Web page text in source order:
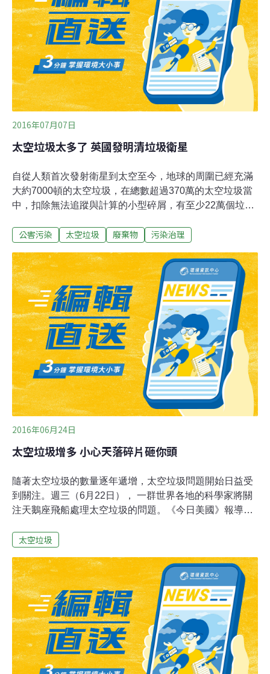
2016年07月07日
太空垃圾太多了 英國發明清垃圾衛星
自從人類首次發射衛星到太空至今，地球的周圍已經充滿
大約7000頓的太空垃圾，在總數超過370萬的太空垃圾當
中，扣除無法追蹤與計算的小型碎屑，有至少22萬個垃圾
球，以時速3萬4500公里的高速運動，如果不處理掉，將
大學（University of Surrey）開發了一款名為「清除殘
骸」（RemoveDebris）的清理衛星原型，耗資700萬歐
元，預計於2017年初送上衛星軌道，進行三項主要實驗。
公害污染 太空垃圾 廢棄物 污染治理
2016年06月24日
太空垃圾增多 小心天落碎片砸你頭
隨著太空垃圾的數量逐年遞增，太空垃圾問題開始日益受
到關注。週三（6月22日）， 一群世界各地的科學家將關
注天鵝座飛船處理太空垃圾的問題。《今日美國》報導，
個讓人擔憂的「垃圾車」是一個塞滿2噸國際空間站垃圾
在週三早上掉入地球的大氣層，在美國東部時間9時20分
解體。研究人員希望通過分析天鵝座飛船的「死亡下
跌」，了解當太空飛船返回地球的時候是怎麼分解成碎片
的，這將有助於工程師設計出新的火箭、免得從太空返回
時掉到別人的房子或頭上。太空垃圾是人類空間活動產生
的空間碎片，包括完成任務的火箭箭體、衛星本體、火箭
的噴射物、拋棄物、空間物體碰撞產生的碎塊等等，它們
是空間環境的主要污染源，還有撞擊其它太空飛行器的風
太空垃圾